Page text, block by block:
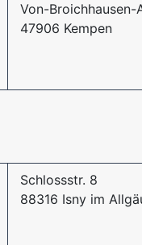
Von-Broichhausen-
47906 Kempen
Schlossstr. 8
88316 Isny im